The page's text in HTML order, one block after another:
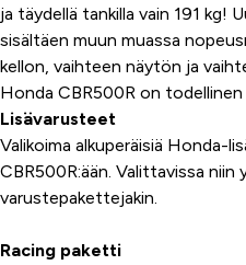
ja täydellä tankilla vain 191 kg!
sisältäen muun muassa
kellon, vaihteen näytön ja
Honda CBR500R on
Lisävarusteet
Valikoima alkuperäisiä Honda-
CBR500R:ään. Valittavissa
varustepakettejakin.
Racing paketti